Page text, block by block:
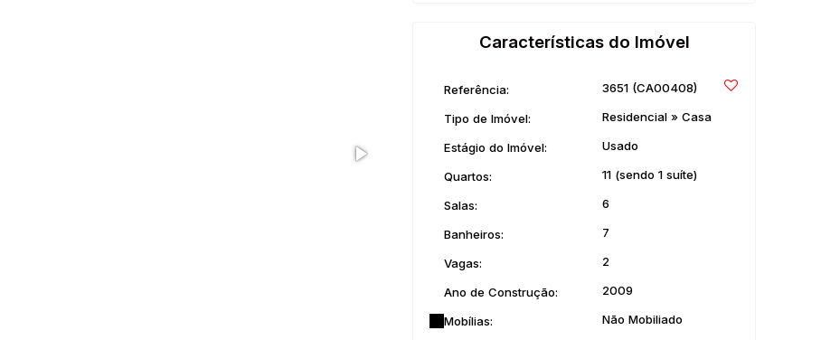
Características do Imóvel
Referência: 3651 (CA00408)
Tipo de Imóvel: Residencial » Casa
Estágio do Imóvel: Usado
Quartos: 11 (sendo 1 suíte)
Salas: 6
Banheiros: 7
Vagas: 2
Ano de Construção: 2009
Mobílias: Não Mobiliado